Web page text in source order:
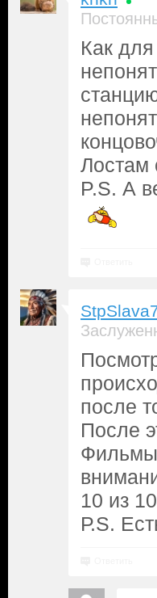
Как
Лостам
P.S. А
после
После
Фильмы
10 из
Р.S.